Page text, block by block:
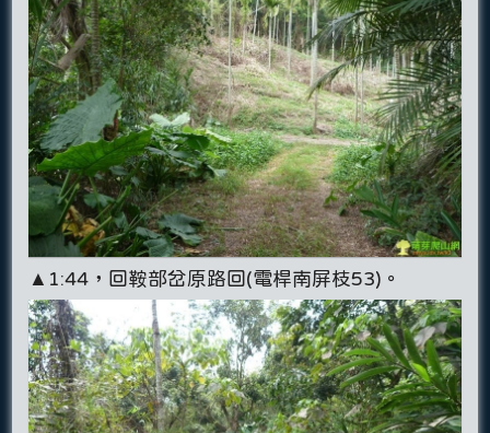
▲1:44，回鞍部岔原路回(電桿南屏枝53)。